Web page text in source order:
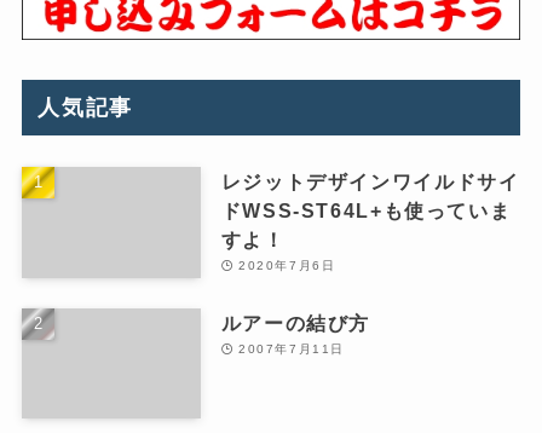
人気記事
レジットデザインワイルドサイ
ドWSS-ST64L+も使っていま
すよ！
2020年7月6日
ルアーの結び方
2007年7月11日